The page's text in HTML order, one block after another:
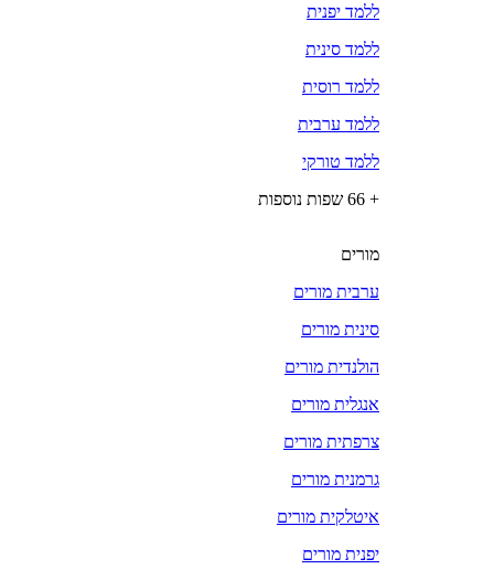
ללמד יפנית
ללמד סינית
ללמד רוסית
ללמד ערבית
ללמד טורקי
+ 66 שפות נוספות
מורים
ערבית מורים
סינית מורים
הולנדית מורים
אנגלית מורים
צרפתית מורים
גרמנית מורים
איטלקית מורים
יפנית מורים